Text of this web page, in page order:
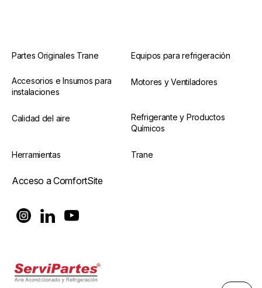
Partes Originales Trane Equipos para refrigeración
Accesorios e Insumos para
instalaciones
Motores y Ventiladores
Calidad del aire
Refrigerante y Productos
Químicos
Herramientas Trane
Acceso a ComfortSite